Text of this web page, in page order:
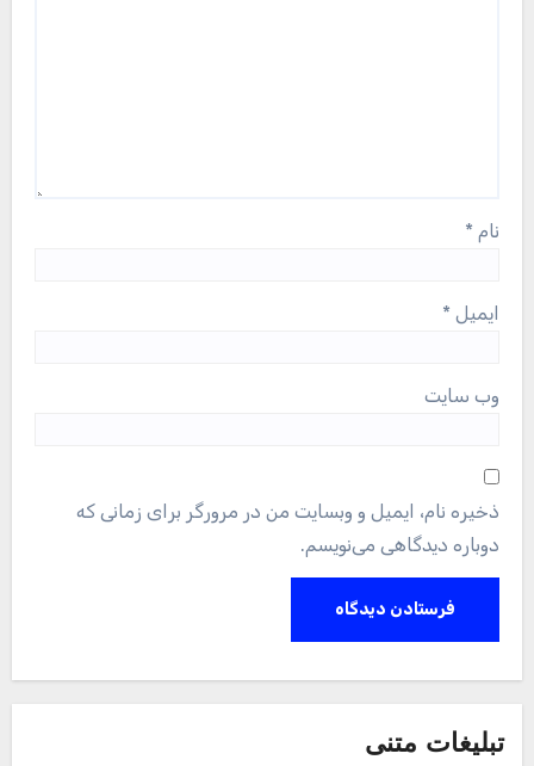
نام *
ایمیل *
وب‌ سایت
ذخیره نام، ایمیل و وبسایت من در مرورگر برای زمانی که
دوباره دیدگاهی می‌نویسم.
تبلیغات متنی